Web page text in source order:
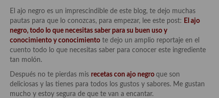
Cocina filipina
Cocina de Hawái
Cocina de Madagascar
Cocina Africana
El ajo negro es un imprescindible de este blog, te dejo muchas
pautas para que lo conozcas, para empezar, lee este post: El ajo
negro, todo lo que necesitas saber para su buen uso y
conocimiento y conocimiento te dejo un amplio reportaje en el
cuento todo lo que necesitas saber para conocer este ingrediente
tan molón.
Después no te pierdas mis recetas con ajo negro que son
deliciosas y las tienes para todos los gustos y sabores. Me gustan
mucho y estoy segura de que te van a encantar.